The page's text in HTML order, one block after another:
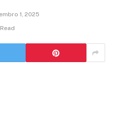
1, 2025